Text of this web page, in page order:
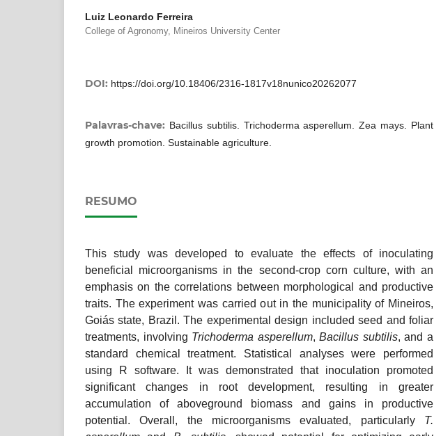
Luiz Leonardo Ferreira
College of Agronomy, Mineiros University Center
DOI: https://doi.org/10.18406/2316-1817v18nunico20262077
Palavras-chave: Bacillus subtilis. Trichoderma asperellum. Zea mays. Plant
growth promotion. Sustainable agriculture.
RESUMO
This study was developed to evaluate the effects of inoculating
beneficial microorganisms in the second-crop corn culture, with an
emphasis on the correlations between morphological and productive
traits. The experiment was carried out in the municipality of Mineiros,
Goiás state, Brazil. The experimental design included seed and foliar
treatments, involving Trichoderma asperellum,Bacillus subtilis, and a
standard chemical treatment. Statistical analyses were performed
using R software. It was demonstrated that inoculation promoted
significant changes in root development, resulting in greater
accumulation of aboveground biomass and gains in productive
potential. Overall, the microorganisms evaluated, particularly T.